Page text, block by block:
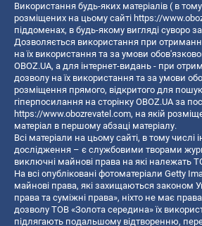
Використання будь-яких матеріалів ( в
розміщених на цьому сайті https://
піддоменах, в будь-якому вигляді суворо
Дозволяється використання при
на їх використання та за умови
OBOZ.UA, а для інтернет-видань - при
дозволу на їх використання та за умови
розміщення прямого, відкритого для
гіперпосилання на сторінку OBOZ.UA за
https://www.obozrevatel.com, на якій
матеріал в першому абзаці матеріалу.
Всі матеріали на цьому сайті, в тому числі
дослідження – є службовими творами
виключні майнові права на які належать
На всі опубліковані фотоматеріали Getty
майнові права, які захищаються законом
права та суміжні права», ніхто не має
дозволу ТОВ «Золота середина» їх
підлягають подальшому відтворенню,